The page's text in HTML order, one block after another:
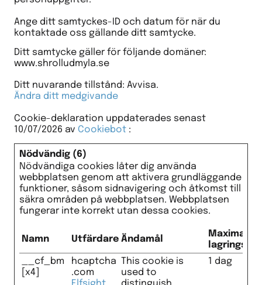
Ange ditt samtyckes-ID och datum för när du
kontaktade oss gällande ditt samtycke.
Ditt samtycke gäller för följande domäner:
www.shrolludmyla.se
Ditt nuvarande tillstånd: Avvisa.
Ändra ditt medgivande
Cookie-deklaration uppdaterades senast
10/07/2026 av Cookiebot :
Nödvändig (6)
Nödvändiga cookies låter dig använda
webbplatsen genom att aktivera grundläggande
funktioner, såsom sidnavigering och åtkomst till
säkra områden på webbplatsen. Webbplatsen
fungerar inte korrekt utan dessa cookies.
Namn Utfärdare Ändamål
Maximal
lagringstid
__cf_bm
[x4]
hcaptcha
.com
This cookie is
used to
1 dag